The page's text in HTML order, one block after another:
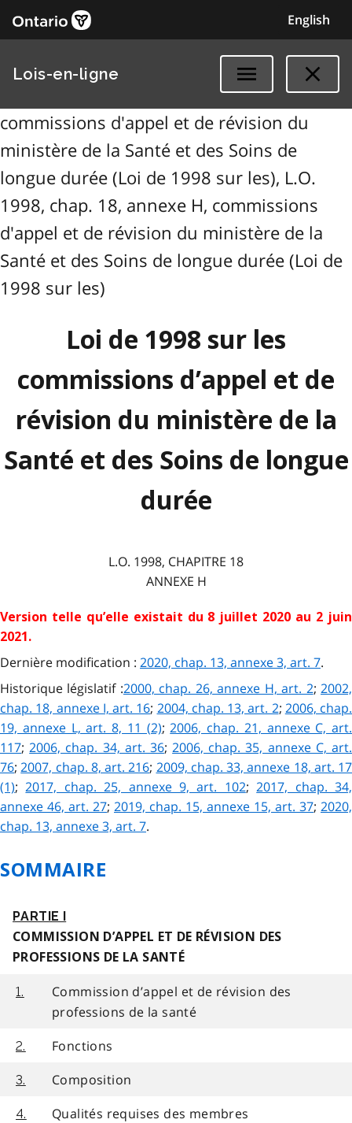
English
Lois-en-ligne
commissions d'appel et de révision du
ministère de la Santé et des Soins de
longue durée (Loi de 1998 sur les), L.O.
1998, chap. 18, annexe H, commissions
d'appel et de révision du ministère de la
Santé et des Soins de longue durée (Loi de
1998 sur les)
Loi de 1998 sur les
commissions d’appel et de
révision du ministère de la
Santé et des Soins de longue
durée
L.O. 1998, CHAPITRE 18
ANNEXE H
Version telle qu’elle existait du 8 juillet 2020 au 2 juin
2021.
Dernière modification : 2020, chap. 13, annexe 3, art. 7.
Historique législatif :2000, chap. 26, annexe H, art. 2;2002,
chap. 18, annexe I, art. 16; 2004, chap. 13, art. 2; 2006, chap.
19, annexe L, art. 8, 11 (2);2006, chap. 21, annexe C, art.
117;2006, chap. 34, art. 36;2006, chap. 35, annexe C, art.
76;2007, chap. 8, art. 216; 2009, chap. 33, annexe 18, art. 17
(1);2017, chap. 25, annexe 9, art. 102;2017, chap. 34,
annexe 46, art. 27; 2019, chap. 15, annexe 15, art. 37; 2020,
chap. 13, annexe 3, art. 7.
SOMMAIRE
PARTIE I
COMMISSION D’APPEL ET DE RÉVISION DES
PROFESSIONS DE LA SANTÉ
1.
Commission d’appel et de révision des
professions de la santé
2. Fonctions
3. Composition
4. Qualités requises des membres